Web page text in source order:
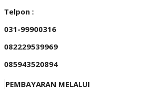
Telpon :
031-99900316
082229539969
085943520894
PEMBAYARAN MELALUI